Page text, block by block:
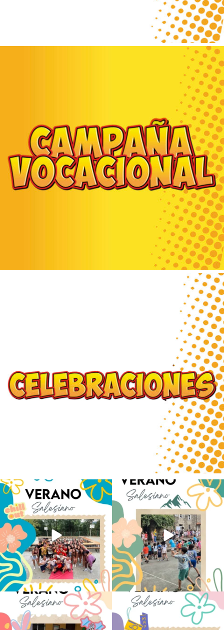
Los alumnos de 6º de Primaria, 1º y 2º de
la ESO...
145 2
La diversión y la alegría también se han
sentido...
95
No hay verano sin que sea Salesiano ❤️
💫 en Luz 4...
194 0
viviendo la alegría en el campamento
Caravio